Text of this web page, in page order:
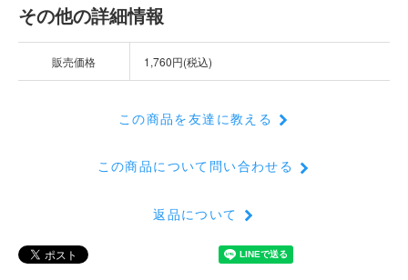
その他の詳細情報
販売価格 1,760円(税込)
この商品を友達に教える
この商品について問い合わせる
返品について